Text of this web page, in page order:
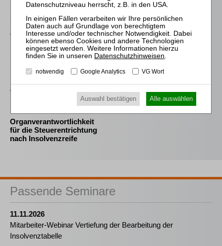
Die Freigabe der
selbständigen Tätigkeit
nach § 35 Abs. 2 InsO aus
arbeitsrechtlicher
Perspektive
Schröder
Die Reform des
durch das MoMiG
Organverantwortlichkeit
für die Steuerentrichtung
nach Insolvenzreife
Passende Seminare
11.11.2026
Mitarbeiter-Webinar Vertiefung der Bearbeitung der
Insolvenztabelle
Datenschutzhinweisen.
notwendig Google Analytics VG Wort
Auswahl bestätigen Alle auswählen